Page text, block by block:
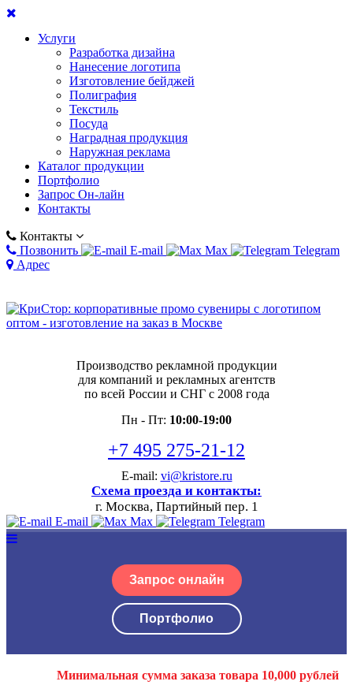
Услуги
Разработка дизайна
Нанесение логотипа
Изготовление бейджей
Полиграфия
Текстиль
Посуда
Наградная продукция
Наружная реклама
Каталог продукции
Портфолио
Запрос Он-лайн
Контакты
Контакты
Позвонить
E-mail Max
Telegram
Адрес
Производство рекламной продукции
для компаний и рекламных агентств
по всей России и СНГ с 2008 года
Пн - Пт: 10:00-19:00
+7 495 275-21-12
E-mail: vi@kristore.ru
Схема проезда и контакты:
г. Москва, Партийный пер. 1
E-mail Max Telegram
Запрос онлайн
Портфолио
Минимальная сумма заказа товара 10,000 рублей